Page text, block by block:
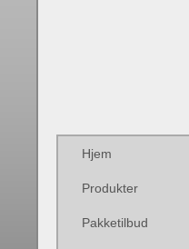
Hjem
Produkter
Pakketilbud